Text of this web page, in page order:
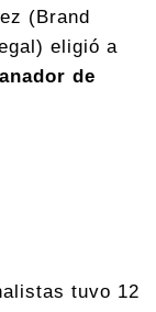
(Brand
eligió a
de
tuvo 12